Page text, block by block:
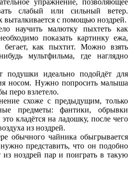
упражнение, позволяющее
слабый или сильный ветер.
выталкивается с помощью ноздрей.
научить малютку пыхтеть как
показать картинку ежа,
бегает, как пыхтит. Можно взять
мультфильма, где наглядно
подушки идеально подойдёт для
носом. Нужно попросить малыша
перо взлетело.
схоже с предыдущим, только
предметы: фантики, обрывки
кладётся на ладошку, после чего
из ноздрей.
обычного чайника обыгрывается
представить, что он подобно
из ноздрей пар и поиграть в такую